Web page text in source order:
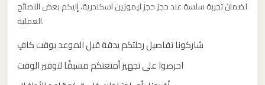
لضمان تجربة سلسة عند حجز حجز ليموزين اسكندرية، إليكم بعض النصائح
العملية.
شاركونا تفاصيل رحلتكم بدقة قبل الموعد بوقت كافٍ
احرصوا على تجهيز أمتعتكم مسبقًا لتوفير الوقت
Zayed
Taxi
sharm